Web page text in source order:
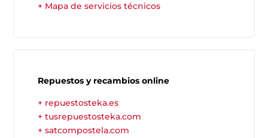
+ Mapa de servicios técnicos
Repuestos y recambios online
+ repuestosteka.es
+ tusrepuestosteka.com
+ satcompostela.com